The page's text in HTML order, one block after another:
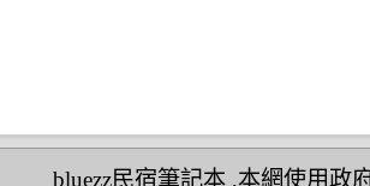
bluezz民宿筆記本,本網使用政